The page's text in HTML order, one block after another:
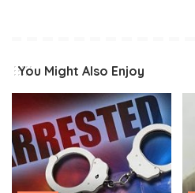
You Might Also Enjoy